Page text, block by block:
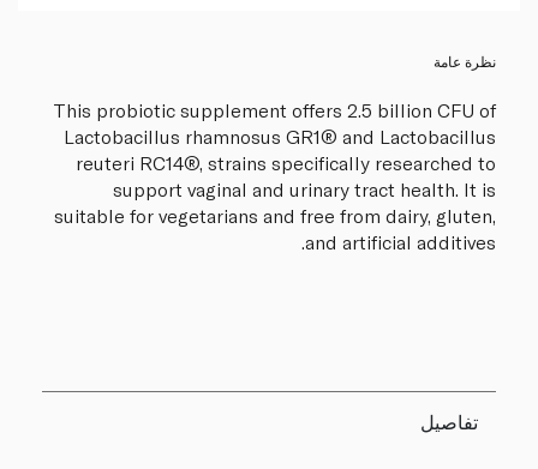
نظرة عامة
This probiotic supplement offers 2.5 billion CFU of
Lactobacillus rhamnosus GR1® and Lactobacillus
reuteri RC14®, strains specifically researched to
support vaginal and urinary tract health. It is
suitable for vegetarians and free from dairy, gluten,
and artificial additives.
تفاصيل